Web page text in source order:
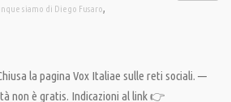
siamo di Diego Fusaro,
la pagina Vox Italiae sulle reti sociali. —
non è gratis. Indicazioni al link 👉